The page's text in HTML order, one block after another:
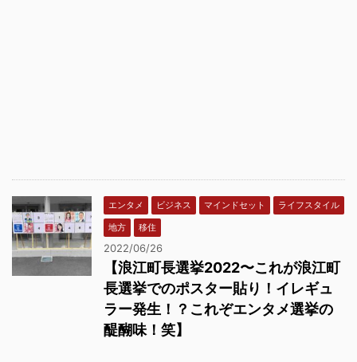
エンタメ ビジネス マインドセット
ライフスタイル
地方
移住
2022/06/26
【浪江町長選挙2022〜これが浪江町
長選挙でのポスター貼り！イレギュ
ラー発生！？これぞエンタメ選挙の
醍醐味！笑】